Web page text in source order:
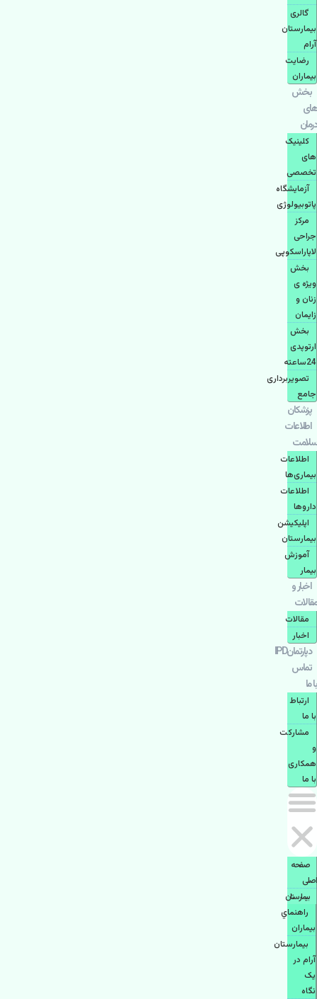
گالری
بیمارستان
آرام
رضایت
بیماران
بخش
های
درمان
کلینیک
های
تخصصی
آزمایشگاه
پاتوبیولوژی
مرکز
جراحی
لاپاراسکوپی
بخش
ویژه ی
زنان و
زایمان
بخش
ارتوپدی
24ساعته
تصویربرداری
جامع
پزشكان
اطلاعات
سلامت
اطلاعات
بیماری‌ها
اطلاعات
دارو‌ها
اپليكيشن
بيمارستان
آموزش
بیمار
اخبار و
مقالات
مقالات
اخبار
دپارتمانIPD
تماس
با ما
ارتباط
با ما
مشاركت
و
همكاری
با ما
صفحه
اصلی
بيمارستان
راهنماي
بیماران
بیمارستان
آرام در
یک
نگاه